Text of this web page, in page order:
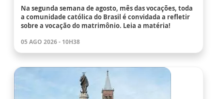
Na segunda semana de agosto, mês das vocações, toda
a comunidade católica do Brasil é convidada a refletir
sobre a vocação do matrimônio. Leia a matéria!
05 AGO 2026 - 10H38